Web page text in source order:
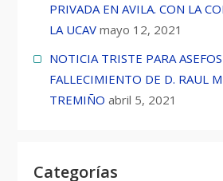
PRIVADA EN AVILA. CON LA
LA UCAV mayo 12, 2021
NOTICIA TRISTE PARA
FALLECIMIENTO DE D. RAUL
TREMIÑO abril 5, 2021
Categorías